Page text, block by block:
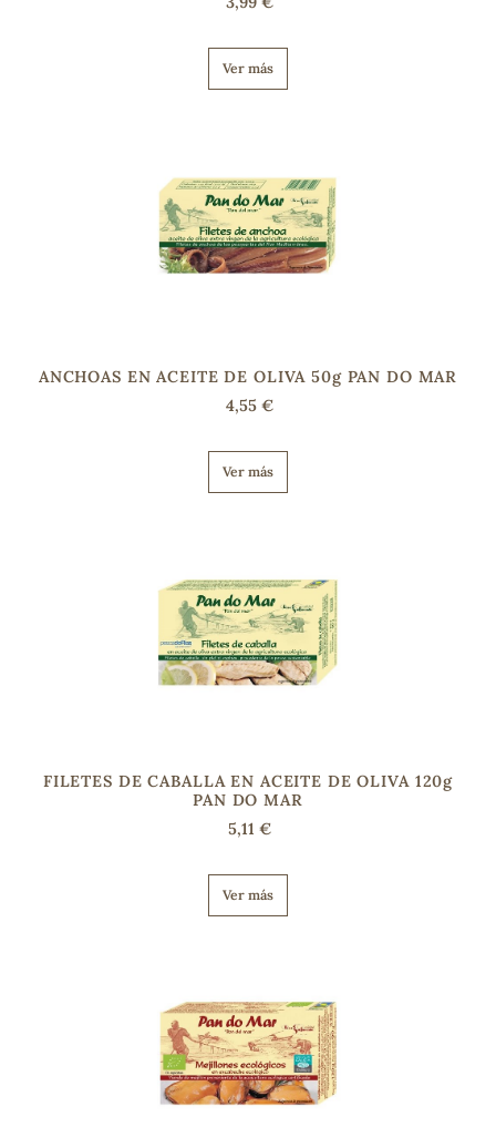
Ver más
ANCHOAS EN ACEITE DE OLIVA 50g PAN DO MAR
4,55 €
Ver más
FILETES DE CABALLA EN ACEITE DE OLIVA 120g
PAN DO MAR
5,11 €
Ver más